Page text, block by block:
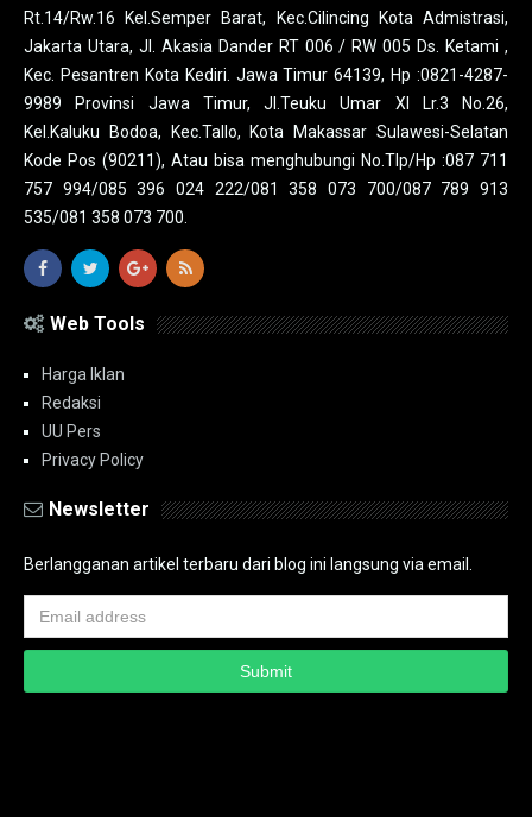
Rt.14/Rw.16 Kel.Semper Barat, Kec.Cilincing Kota Admistrasi,
Jakarta Utara, Jl. Akasia Dander RT 006 / RW 005 Ds. Ketami ,
Kec. Pesantren Kota Kediri. Jawa Timur 64139, Hp :0821-4287-
9989 Provinsi Jawa Timur, Jl.Teuku Umar XI Lr.3 No.26,
Kel.Kaluku Bodoa, Kec.Tallo, Kota Makassar Sulawesi-Selatan
Kode Pos (90211), Atau bisa menghubungi No.Tlp/Hp :087 711
757 994/085 396 024 222/081 358 073 700/087 789 913
535/081 358 073 700.
Web Tools
Harga Iklan
Redaksi
UU Pers
Privacy Policy
Newsletter
Berlangganan artikel terbaru dari blog ini langsung via email.